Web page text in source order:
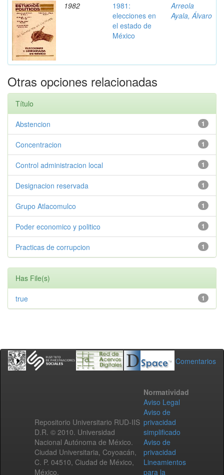
1982
1981:
elecciones en
el estado de
México
Arreola
Ayala, Álvaro
Otras opciones relacionadas
Título
1
Abstencion
1
Concentracion
1
Control administracion local
1
Designacion reservada
1
Grupo Atlacomulco
1
Poder economico y politico
1
Practicas de corrupcion
Has File(s)
1
true
Comentarios
Repositorio Universitario RUD-IIS
D.R. © 2010. Universidad
Nacional Autónoma de México.
Ciudad Universitaria, Coyoacán,
C. P. 04510, Ciudad de México,
México.
Normatividad
Aviso Legal
Aviso de
privacidad
simplificado
Aviso de
privacidad
Lineamientos
para la